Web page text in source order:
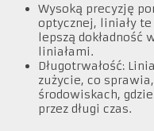
Wysoką precyzję
optycznej, liniały
lepszą dokładność
liniałami.
Długotrwałość:
zużycie, co
środowiskach,
przez długi czas.